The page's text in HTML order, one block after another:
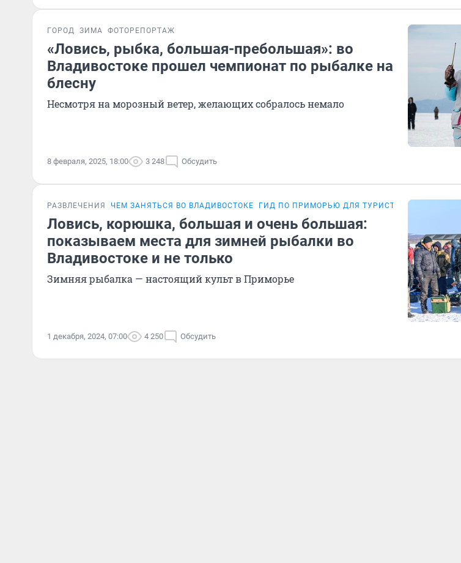
ГОРОД ЗИМА ФОТОРЕПОРТАЖ
«Ловись, рыбка, большая-пребольшая»: во
Владивостоке прошел чемпионат по рыбалке на
блесну
Несмотря на морозный ветер, желающих собралось немало
8 февраля, 2025, 18:00 3 248 Обсудить
РАЗВЛЕЧЕНИЯ ЧЕМ ЗАНЯТЬСЯ ВО ВЛАДИВОСТОКЕ ГИД ПО ПРИМОРЬЮ ДЛЯ ТУРИСТОВ
Ловись, корюшка, большая и очень большая:
показываем места для зимней рыбалки во
Владивостоке и не только
Зимняя рыбалка — настоящий культ в Приморье
1 декабря, 2024, 07:00 4 250 Обсудить